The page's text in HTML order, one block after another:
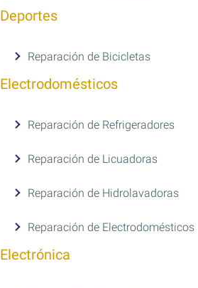
Deportes
Reparación de Bicicletas
Electrodomésticos
Reparación de Refrigeradores
Reparación de Licuadoras
Reparación de Hidrolavadoras
Reparación de Electrodomésticos
Electrónica